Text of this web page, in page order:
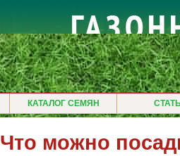
КАТАЛОГ СЕМЯН
Что можно